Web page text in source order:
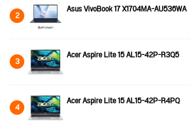
2 Asus VivoBook 17 X1704MA-AU536WA
3 Acer Aspire Lite 15 AL15-42P-R3Q5
4 Acer Aspire Lite 15 AL15-42P-R4PQ